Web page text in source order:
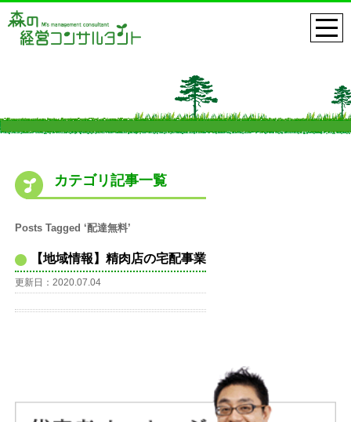
カテゴリ記事一覧
Posts Tagged ‘配達無料’
【地域情報】精肉店の宅配事業
更新日：2020.07.04